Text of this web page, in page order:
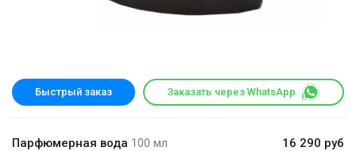
Быстрый заказ Заказать через WhatsApp
Парфюмерная вода 100 мл 16 290 руб